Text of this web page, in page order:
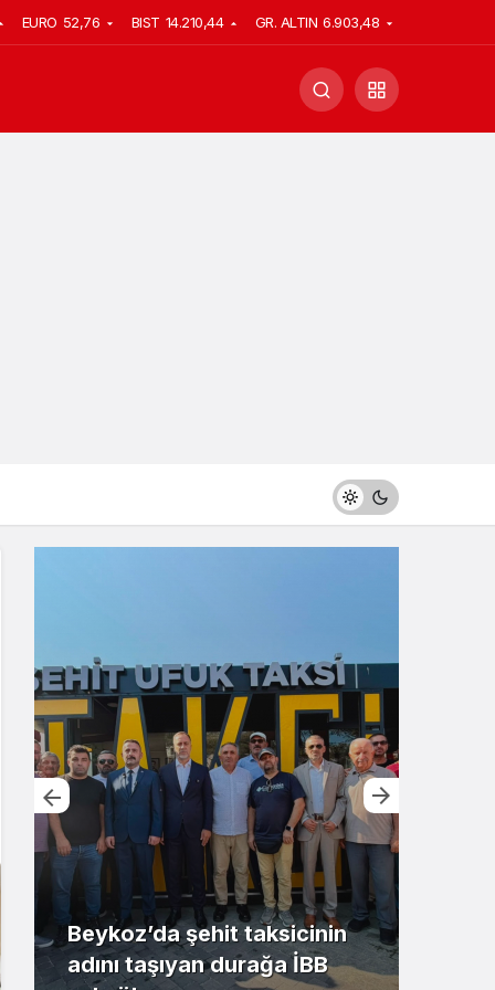
EURO 52,76 BIST 14.210,44 GR. ALTIN 6.903,48
Beykoz’da şehit taksicinin
adını taşıyan durağa İBB